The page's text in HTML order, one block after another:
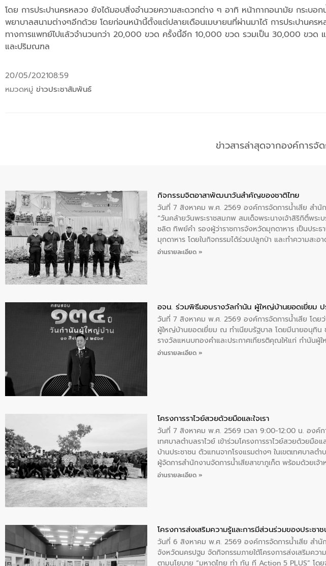
โดย การประปานครหลวง ยังได้มอบสิ่งอำนวยความสะดวกต่าง ๆ อาทิ หน้ากากอนามัย กระบอ
พยาบาลสนามต่างๆอีกด้วย โดยก่อนหน้านี้ตั้งแต่ปลายเดือนเมษายนที่ผ่านมาได้ การประปานค
ทางการแพทย์ไปแล้วจำนวนกว่า 20,000 ขวด ครั้งนี้อีก 10,000 ขวด รวมเป็น 30,000 ขวด แ
และปริมณฑล
20/05/202108:59
หมวดหมู่ ข่าวประชาสัมพันธ์
ข่าวสารล่าสุดจากองค์การจัด
กิจกรรมจิตอาสาพัฒนาวันสําคัญของชาติไทย
วันที่ 7 สิงหาคม พ.ศ. 2569 องค์การจัดการน้ำเสีย สำนั
“วันคล้ายวันพระราชสมภพ สมเด็จพระนางเจ้าสิริกิติ์พร
ชลิต ทิพย์คำ รองผู้ว่าราชการจังหวัดมุกดาหาร เป็นประ
มุกดาหาร โดยในกิจกรรมได้ร่วมปลูกป่า และทําความสะ
พระบรมราชินีนาถ พระบรมราชชนนีพันปีหลวง พร้อมถว
อ่านรายละเอียด »
อจน. ร่วมพิธีมอบรางวัลกำนัน ผู้ใหญ่บ้านยอดเยี่ยม ป
วันที่ 7 สิงหาคม พ.ศ. 2569 องค์การจัดการน้ำเสีย โด
ผู้ใหญ่บ้านยอดเยี่ยม ณ ทำเนียบรัฐบาล โดยมีนายอนุทิน
รางวัลแหนบทองคำและประกาศเกียรติคุณให้แก่ กำนัน
อ่านรายละเอียด »
โครงการราไวย์สวยด้วยมือและใจเรา
วันที่ 7 สิงหาคม พ.ศ. 2569 เวลา 9:00-12:00 น. องค์ก
เทศบาลตำบลราไวย์ เข้าร่วมโครงการราไวย์สวยด้วยมือ
บ้านประชาชน ตัวแทนจากโรงแรมต่างๆ ในเขตเทศบาล
ผู้จัดการสำนักงานจัดการน้ำเสียสาขาภูเก็ต พร้อมด้วยเ
บริเวณแหลมพรหมเทพ หมู่ที่ 6 ตำบลราไวย์ อำเภอเมือง
อ่านรายละเอียด »
โครงการส่งเสริมความรู้และการมีส่วนร่วมของประช
วันที่ 6 สิงหาคม พ.ศ. 2569 องค์การจัดการน้ำเสีย สำนั
จังหวัดนครปฐม จัดกิจกรรมภายใต้โครงการส่งเสริมคว
ตามนโยบาย “มหาดไทย ทำ ทัน ที Action 5 PLUS” โด